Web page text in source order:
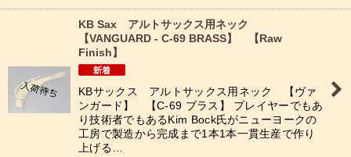
KB Sax アルトサックス用ネック
【VANGUARD - C-69 BRASS】 【Raw
Finish】
KBサックス アルトサックス用ネック 【ヴァ
ンガード】 【C-69 ブラス】 プレイヤーでもあ
り技術者でもあるKim Bock氏がニューヨークの
工房で製造から完成まで1本1本一貫生産で作り
上げる…